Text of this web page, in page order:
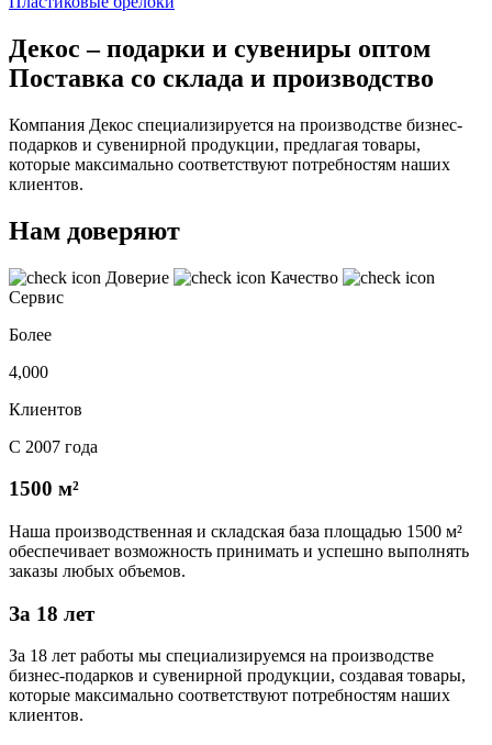
Декос – подарки и сувениры оптом
Поставка со склада и производство
Компания Декос специализируется на производстве бизнес-
подарков и сувенирной продукции, предлагая товары,
которые максимально соответствуют потребностям наших
клиентов.
Нам доверяют
Доверие
Качество
Сервис
Более
4,000
Клиентов
С 2007 года
1500 м²
Наша производственная и складская база площадью 1500 м²
обеспечивает возможность принимать и успешно выполнять
заказы любых объемов.
За 18 лет
За 18 лет работы мы специализируемся на производстве
бизнес-подарков и сувенирной продукции, создавая товары,
которые максимально соответствуют потребностям наших
клиентов.